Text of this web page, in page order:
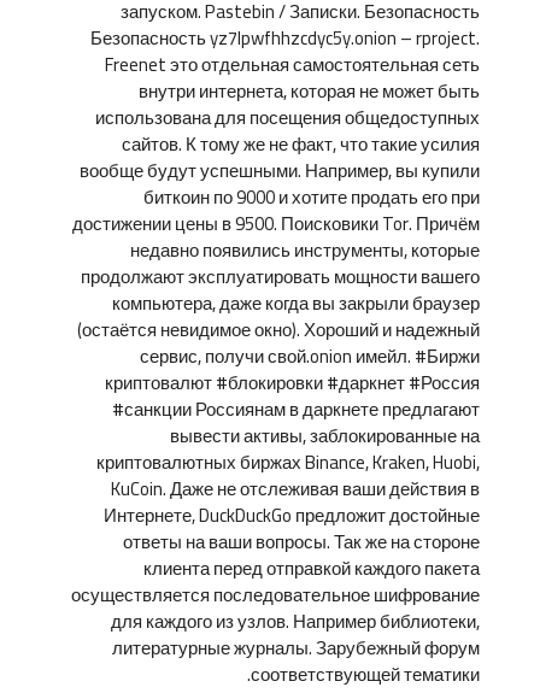
запуском. Pastebin / Записки. Безопасность
Безопасность yz7lpwfhhzcdyc5y.onion – rproject.
Freenet это отдельная самостоятельная сеть
внутри интернета, которая не может быть
использована для посещения общедоступных
сайтов. К тому же не факт, что такие усилия
вообще будут успешными. Например, вы купили
биткоин по 9000 и хотите продать его при
достижении цены в 9500. Поисковики Tor. Причём
недавно появились инструменты, которые
продолжают эксплуатировать мощности вашего
компьютера, даже когда вы закрыли браузер
(остаётся невидимое окно). Хороший и надежный
сервис, получи свой.onion имейл. #Биржи
криптовалют #блокировки #даркнет #Россия
#санкции Россиянам в даркнете предлагают
вывести активы, заблокированные на
криптовалютных биржах Binance, Kraken, Huobi,
KuCoin. Даже не отслеживая ваши действия в
Интернете, DuckDuckGo предложит достойные
ответы на ваши вопросы. Так же на стороне
клиента перед отправкой каждого пакета
осуществляется последовательное шифрование
для каждого из узлов. Например библиотеки,
литературные журналы. Зарубежный форум
соответствующей тематики.